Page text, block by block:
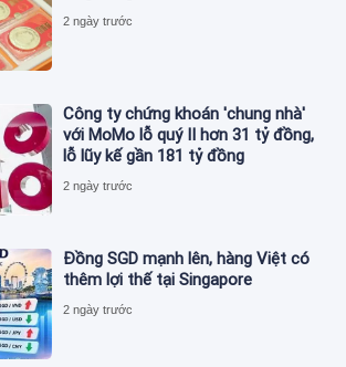
2 ngày trước
Công ty chứng khoán 'chung nhà'
với MoMo lỗ quý II hơn 31 tỷ đồng,
lỗ lũy kế gần 181 tỷ đồng
2 ngày trước
Đồng SGD mạnh lên, hàng Việt có
thêm lợi thế tại Singapore
2 ngày trước